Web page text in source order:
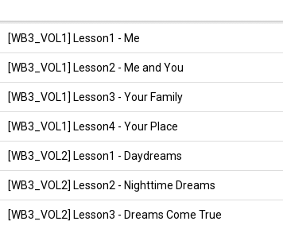
[WB3_VOL1] Lesson1 - Me
[WB3_VOL1] Lesson2 - Me and You
[WB3_VOL1] Lesson3 - Your Family
[WB3_VOL1] Lesson4 - Your Place
[WB3_VOL2] Lesson1 - Daydreams
[WB3_VOL2] Lesson2 - Nighttime Dreams
[WB3_VOL2] Lesson3 - Dreams Come True